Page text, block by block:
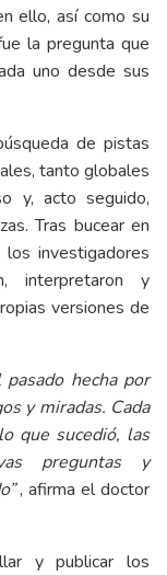
ello, así como su
la pregunta que
uno desde sus
de pistas
tanto globales
y, acto seguido,
Tras bucear en
los investigadores
interpretaron y
versiones de
hecha por
y miradas. Cada
que sucedió, las
preguntas y
, afirma el doctor
y publicar los